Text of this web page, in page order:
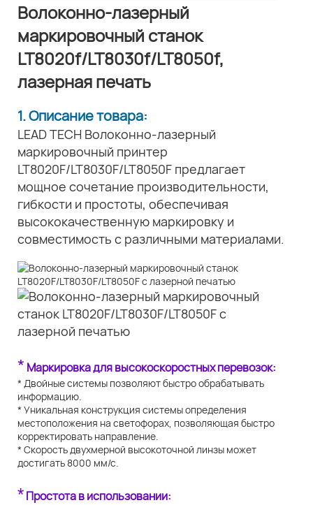
Волоконно-лазерный
маркировочный станок
LT8020f/LT8030f/LT8050f,
лазерная печать
1. Описание товара:
LEAD TECH Волоконно-лазерный
маркировочный принтер
LT8020F/LT8030F/LT8050F предлагает
мощное сочетание производительности,
гибкости и простоты, обеспечивая
высококачественную маркировку и
совместимость с различными материалами.
* Маркировка для высокоскоростных перевозок:
* Двойные системы позволяют быстро обрабатывать
информацию.
* Уникальная конструкция системы определения
местоположения на светофорах, позволяющая быстро
корректировать направление.
* Скорость двухмерной высокоточной линзы может
достигать 8000 мм/с.
*Простота в использовании: